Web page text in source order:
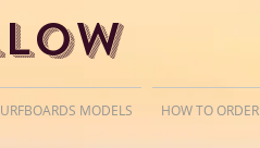
MODELS HOW TO ORDER